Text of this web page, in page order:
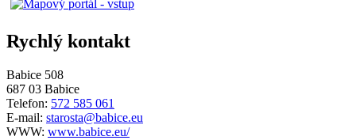
Rychlý kontakt
Babice 508
687 03 Babice
Telefon: 572 585 061
E-mail: starosta@babice.eu
WWW: www.babice.eu/